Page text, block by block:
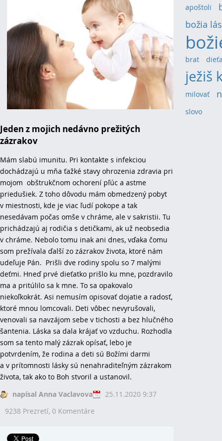
Jeden z mojich nedávno prežitých
zázrakov
Mám slabú imunitu. Pri kontakte s infekciou
dochádzajú u mňa ťažké stavy ohrozenia zdravia pri
mojom obštrukčnom ochorení pľúc a astme
priedušiek. Z toho dôvodu mám obmedzený pobyt
v miestnosti, kde je viac ľudí pokope a tak
nesedávam počas omše v chráme, ale v sakristii. Tu
prichádzajú aj rodičia s detičkami, ak už neobsedia
v chráme. Nebolo tomu inak ani dnes, vďaka čomu
som prežívala ďalší zo zázrakov života, ktoré nám
udeľuje Pán. Prišli dve rodiny spolu so 7 malými
deťmi. Hneď prvé dieťatko prišlo ku mne, pozdravilo
ma a pritúlilo sa k mne. To sa opakovalo
niekoľkokrát. Asi nemusím opisovať dojatie a radosť,
ktoré mnou lomcovali. Deti vôbec nevyrušovali,
venovali sa navzájom sebe v tichosti a bez hlučného
šantenia. Láska sa dala krájať vo vzduchu. Rozhodla
som sa tento malý zázrak opísať, lebo je
potvrdením, že rodina a deti sú Božími darmi
a v prítomnosti lásky sú nenahraditeľným zázrakom
života, tak ako to Boh stvoril a ustanovil.
napísal Anna Vaclavova
25.11.2020 9:37
9238 Prezretí, 0 Komentáre
apoštoli
božia
brat (3)
ježiš
milovať (4)
slovo